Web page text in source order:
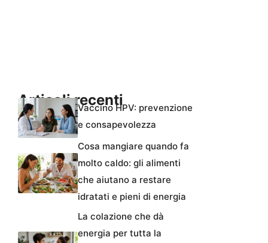
Articoli recentiVaccino HPV: prevenzione
e consapevolezza
Cosa mangiare quando fa
molto caldo: gli alimenti
che aiutano a restare
idratati e pieni di energia
La colazione che dà
energia per tutta la